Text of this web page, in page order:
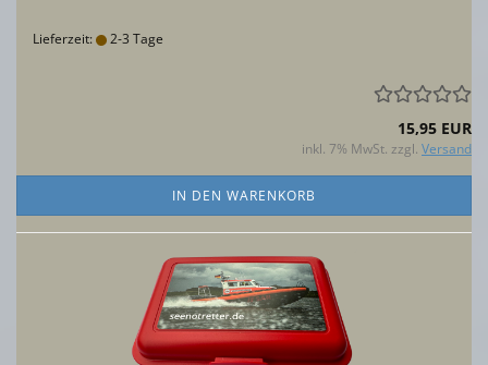
Lieferzeit: 2-3 Tage
15,95 EUR
inkl. 7% MwSt. zzgl. Versand
IN DEN WARENKORB